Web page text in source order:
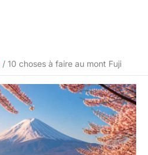
10 choses à faire au mont Fuji